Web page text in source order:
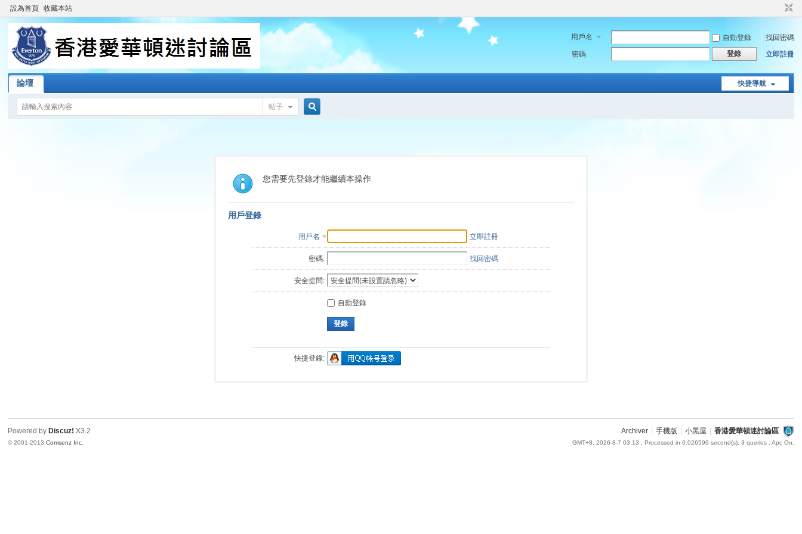
設為首頁 收藏本站
用戶名 自動登錄
找回密碼
密碼
登錄 立即註冊
快捷導航
論壇
帖子
索
您需要先登錄才能繼續本操作
用戶登錄
用戶名 立即註冊
密碼: 找回密碼
安全提問:
自動登錄
登錄
快捷登錄:
Archiver 手機版 小黑屋 香港愛華頓迷討論區
GMT+8, 2026-8-7 03:13 , Processed in 0.026599 second(s), 3 queries , Apc On.
Powered by Discuz! X3.2
© 2001-2013Comsenz Inc.